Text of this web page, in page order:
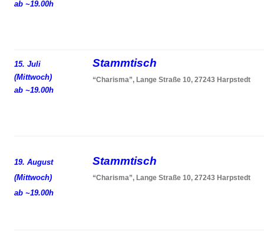
ab ~19.00h
15. Juli
(Mittwoch)
ab ~19.00h
Stammtisch
“Charisma”, Lange Straße 10, 27243 Harpstedt
19. August
(Mittwoch)
ab ~19.00h
Stammtisch
“Charisma”, Lange Straße 10, 27243 Harpstedt